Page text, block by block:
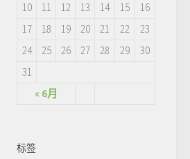
« 6月
10
11 12 13 14 15
16
17
18 19 20 21 22
23
24
25 26 27 28 29
30
31
标签